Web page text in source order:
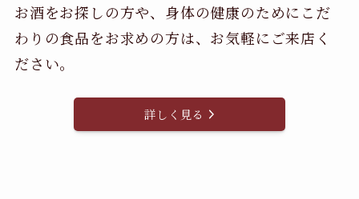
お酒をお探しの方や、身体の健康のためにこだ
わりの食品をお求めの方は、お気軽にご来店く
ださい。
詳しく見る